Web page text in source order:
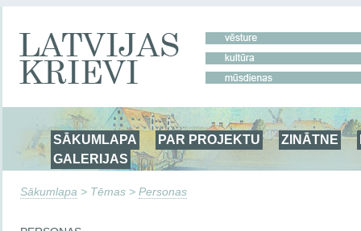
SĀKUMLAPA PAR PROJEKTU ZINĀTNE
GALERIJAS
Sākumlapa > Tēmas > Personas